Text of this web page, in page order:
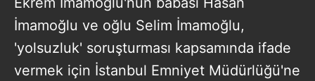
İmamoğlu ve oğlu Selim İmamoğlu,
'yolsuzluk' soruşturması kapsamında ifade
vermek için İstanbul Emniyet Müdürlüğü'ne